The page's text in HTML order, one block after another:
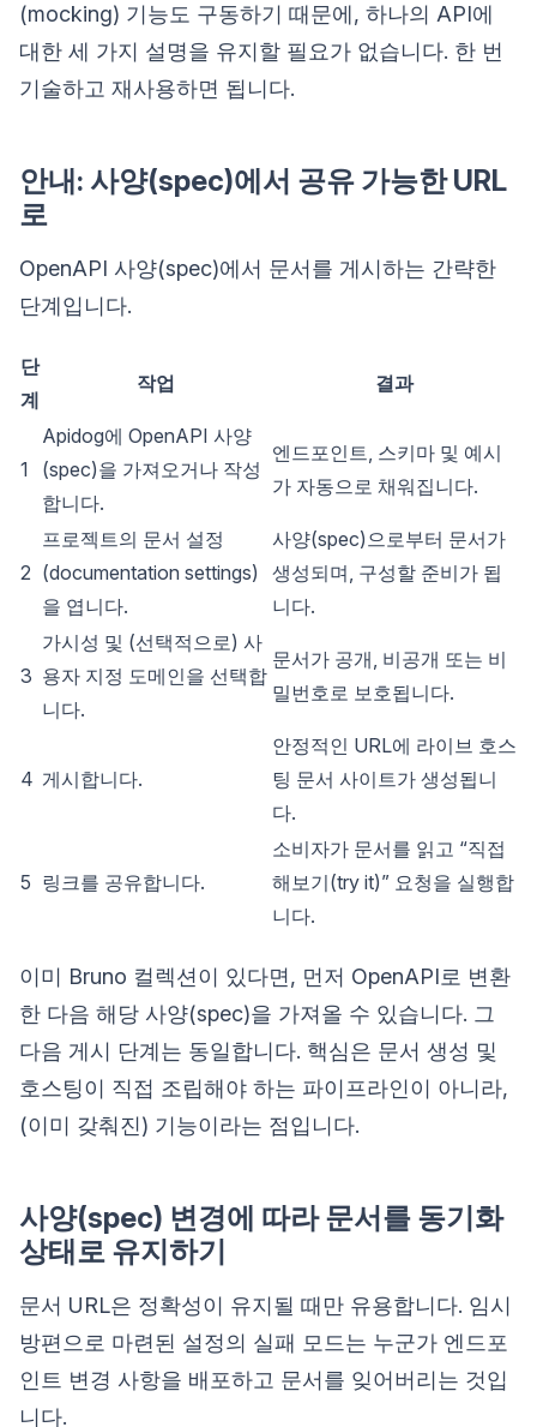
(mocking) 기능도 구동하기 때문에, 하나의 API에
대한 세 가지 설명을 유지할 필요가 없습니다. 한 번
기술하고 재사용하면 됩니다.
안내: 사양(spec)에서 공유 가능한 URL
로
OpenAPI 사양(spec)에서 문서를 게시하는 간략한
단계입니다.
단
계
작업 결과
1
Apidog에 OpenAPI 사양
(spec)을 가져오거나 작성
합니다.
엔드포인트, 스키마 및 예시
가 자동으로 채워집니다.
2
프로젝트의 문서 설정
(documentation settings)
을 엽니다.
사양(spec)으로부터 문서가
생성되며, 구성할 준비가 됩
니다.
3
가시성 및 (선택적으로) 사
용자 지정 도메인을 선택합
니다.
문서가 공개, 비공개 또는 비
밀번호로 보호됩니다.
4 게시합니다.
안정적인 URL에 라이브 호스
팅 문서 사이트가 생성됩니
다.
5 링크를 공유합니다.
소비자가 문서를 읽고 “직접
해보기(try it)” 요청을 실행합
니다.
이미 Bruno 컬렉션이 있다면, 먼저 OpenAPI로 변환
한 다음 해당 사양(spec)을 가져올 수 있습니다. 그
다음 게시 단계는 동일합니다. 핵심은 문서 생성 및
호스팅이 직접 조립해야 하는 파이프라인이 아니라,
(이미 갖춰진) 기능이라는 점입니다.
사양(spec) 변경에 따라 문서를 동기화
상태로 유지하기
문서 URL은 정확성이 유지될 때만 유용합니다. 임시
방편으로 마련된 설정의 실패 모드는 누군가 엔드포
인트 변경 사항을 배포하고 문서를 잊어버리는 것입
니다.